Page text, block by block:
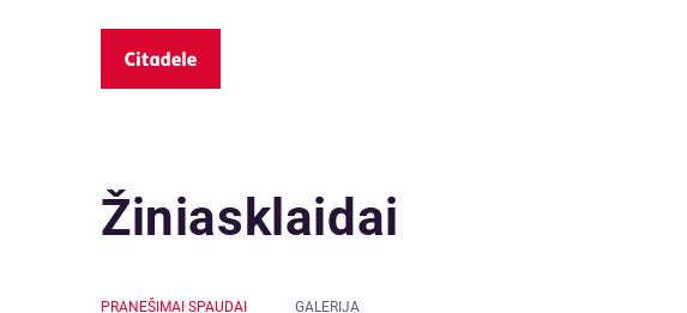
Žiniasklaidai
PRANEŠIMAI SPAUDAI GALERIJA